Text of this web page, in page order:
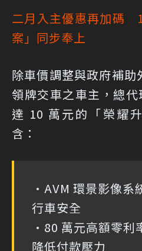
二月入主優惠再加碼
案」同步奉上
除車價調整與政府補助
領牌交車之車主，總
達 10 萬元的「榮耀
含：
•AVM 環景影像系
行車安全
•80 萬元高額零利
降低付款壓力